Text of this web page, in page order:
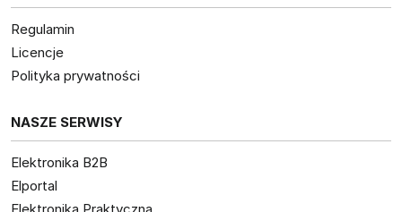
Regulamin
Licencje
Polityka prywatności
NASZE SERWISY
Elektronika B2B
Elportal
Elektronika Praktyczna